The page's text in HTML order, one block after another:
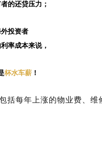
的还贷压力；
投资者
率成本来说，
杯水车薪 ！
括每年上涨的物业费、维